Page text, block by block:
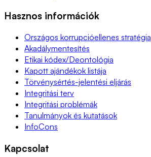
Hasznos információk
Országos korrupcióellenes stratégia
Akadálymentesítés
Etikai kódex/Deontológia
Kapott ajándékok listája
Törvénysértés-jelentési eljárás
Integritási terv
Integritási problémák
Tanulmányok és kutatások
InfoCons
Kapcsolat